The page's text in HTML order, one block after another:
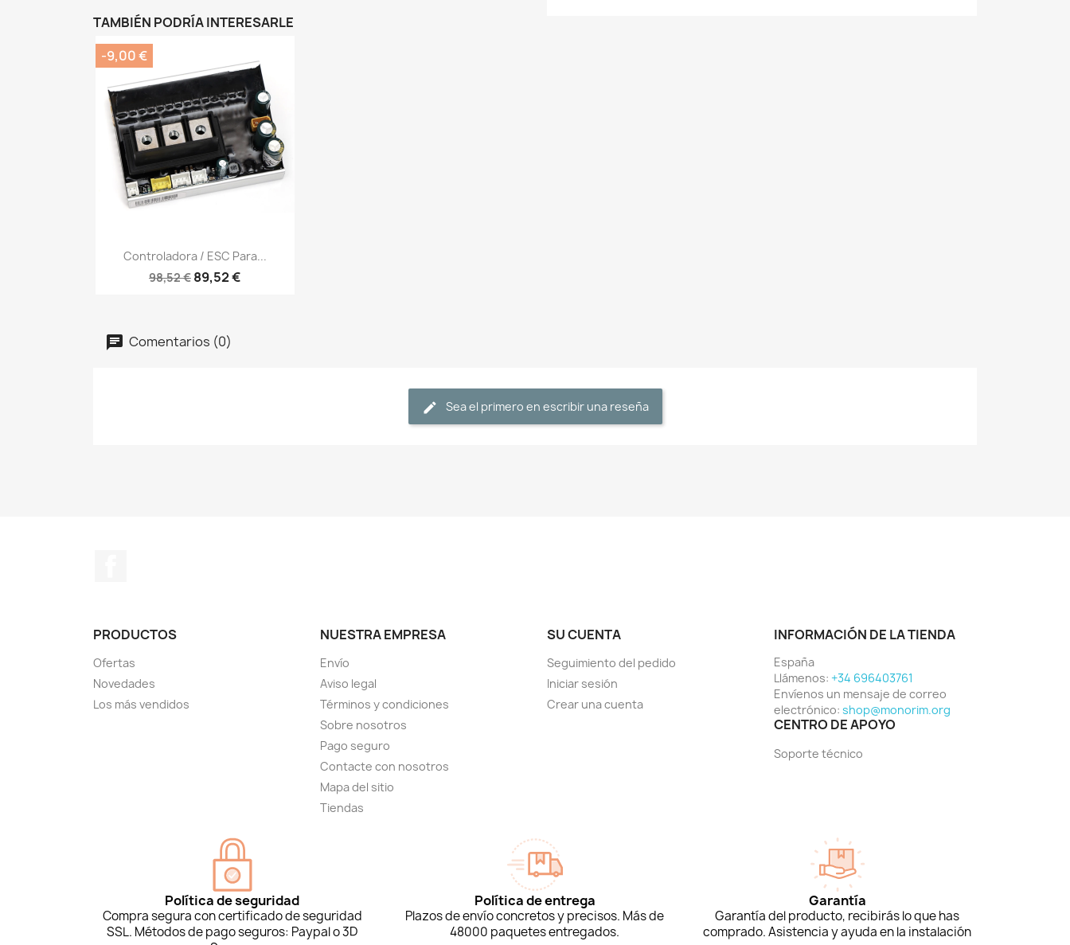
TAMBIÉN PODRÍA INTERESARLE
Vista rápida
Controladora / ESC Para...
98,52 € 89,52 €
-9,00 €
Comentarios (0)
Sea el primero en escribir una reseña
PRODUCTOS
Ofertas
Novedades
Los más vendidos
NUESTRA EMPRESA
Envío
Aviso legal
Términos y condiciones
Sobre nosotros
Pago seguro
Contacte con nosotros
Mapa del sitio
Tiendas
SU CUENTA
Seguimiento del pedido
Iniciar sesión
Crear una cuenta
INFORMACIÓN DE LA TIENDA
España
Llámenos: +34 696403761
Envíenos un mensaje de correo
electrónico: shop@monorim.org
CENTRO DE APOYO
Soporte técnico
Política de seguridad
Compra segura con certificado de seguridad
SSL. Métodos de pago seguros: Paypal o 3D
Política de entrega
Plazos de envío concretos y precisos. Más de
48000 paquetes entregados.
Garantía
Garantía del producto, recibirás lo que has
comprado. Asistencia y ayuda en la instalación